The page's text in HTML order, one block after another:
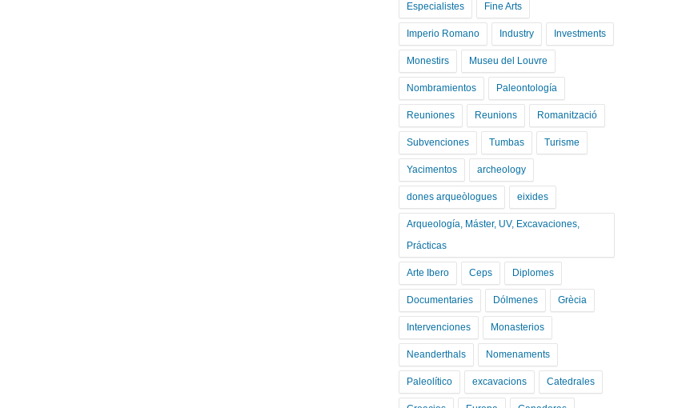
Especialistes Fine Arts
Imperio Romano Industry Investments
Monestirs Museu del Louvre
Nombramientos Paleontología
Reuniones Reunions Romanització
Subvenciones Tumbas Turisme
Yacimentos archeology
dones arqueòlogues eixides
Arqueología, Máster, UV, Excavaciones,
Prácticas
Arte Ibero Ceps Diplomes
Documentaries Dólmenes Grècia
Intervenciones Monasterios
Neanderthals Nomenaments
Paleolítico excavacions Catedrales